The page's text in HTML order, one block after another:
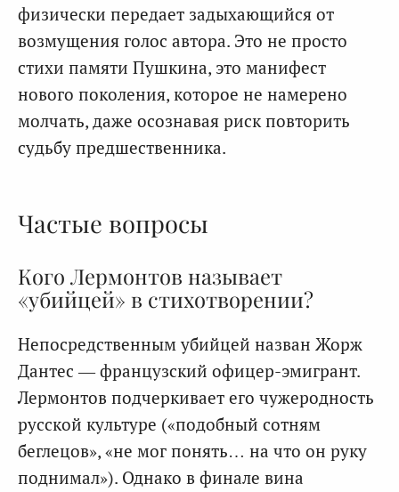
физически передает задыхающийся от
возмущения голос автора. Это не просто
стихи памяти Пушкина, это манифест
нового поколения, которое не намерено
молчать, даже осознавая риск повторить
судьбу предшественника.
Частые вопросы
Кого Лермонтов называет
«убийцей» в стихотворении?
Непосредственным убийцей назван Жорж
Дантес — французский офицер-эмигрант.
Лермонтов подчеркивает его чужеродность
русской культуре («подобный сотням
беглецов», «не мог понять… на что он руку
поднимал»). Однако в финале вина